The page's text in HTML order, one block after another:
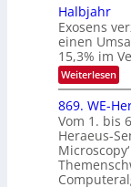
k
s
S
I
O
N
2
0
2
6
t
r
o
n
k
-
u
n
d
d
i
e
K
I
m
i
t
d
e
n
k
t
Halbjahr
Exosens
einen
15,3% im
Weiterlesen:
E
x
o
s
e
n
s
m
869. WE-
Vom 1. bis
Heraeus-